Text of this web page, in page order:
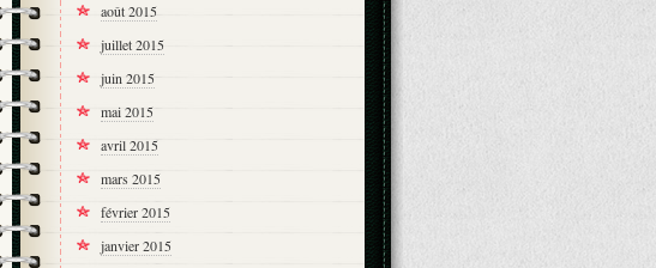
août 2015
juillet 2015
juin 2015
mai 2015
avril 2015
mars 2015
février 2015
janvier 2015